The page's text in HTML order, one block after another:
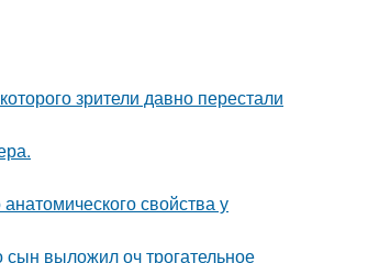
зрители давно перестали
свойства у
выложил оч трогательное